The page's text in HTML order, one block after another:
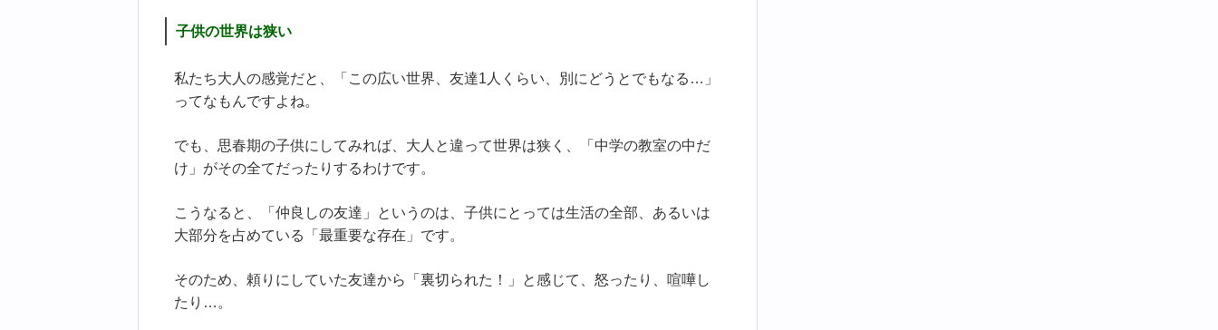
子供の世界は狭い
私たち大人の感覚だと、「この広い世界、友達1人くらい、別にどうとでもなる…」
ってなもんですよね。
でも、思春期の子供にしてみれば、大人と違って世界は狭く、「中学の教室の中だ
け」がその全てだったりするわけです。
こうなると、「仲良しの友達」というのは、子供にとっては生活の全部、あるいは
大部分を占めている「最重要な存在」です。
そのため、頼りにしていた友達から「裏切られた！」と感じて、怒ったり、喧嘩し
たり…。